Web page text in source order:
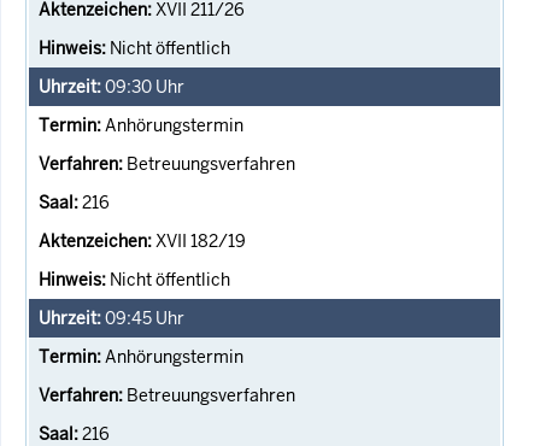
XVII 211/26
Nicht öffentlich
09:30 Uhr
Anhörungstermin
Betreuungsverfahren
216
XVII 182/19
Nicht öffentlich
09:45 Uhr
Anhörungstermin
Betreuungsverfahren
216